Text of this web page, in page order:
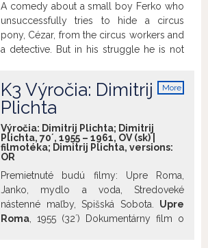
A comedy about a small boy Ferko who
unsuccessfully tries to hide a circus
pony, Cézar, from the circus workers and
a detective. But in his struggle he is not
difficulties.
More
K3 Výročia: Dimitrij
Plichta
Výročia: Dimitrij Plichta; Dimitrij
Plichta, 70´, 1955 – 1961, OV (sk) |
filmotéka; Dimitrij Plichta, versions:
OR
Premietnuté budú filmy: Upre Roma,
Janko, mydlo a voda, Stredoveké
nástenné maľby, Spišská Sobota. Upre
Roma , 1955 (32´) Dokumentárny film o